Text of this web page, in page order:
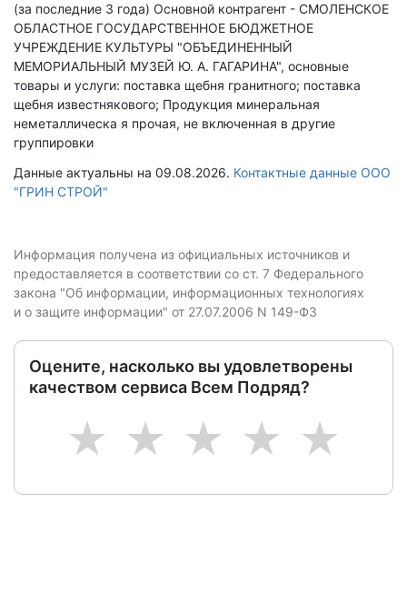
(за последние 3 года) Основной контрагент - СМОЛЕНСКОЕ
ОБЛАСТНОЕ ГОСУДАРСТВЕННОЕ БЮДЖЕТНОЕ
УЧРЕЖДЕНИЕ КУЛЬТУРЫ "ОБЪЕДИНЕННЫЙ
МЕМОРИАЛЬНЫЙ МУЗЕЙ Ю. А. ГАГАРИНА", основные
товары и услуги: поставка щебня гранитного; поставка
щебня известнякового; Продукция минеральная
неметаллическа я прочая, не включенная в другие
группировки
Данные актуальны на 09.08.2026. Контактные данные ООО
"ГРИН СТРОЙ"
Информация получена из официальных источников и
предоставляется в соответствии со ст. 7 Федерального
закона "Об информации, информационных технологиях
и о защите информации" от 27.07.2006 N 149-ФЗ
Оцените, насколько вы удовлетворены
качеством сервиса Всем Подряд?
5
4
3
2
1